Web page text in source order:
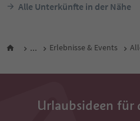
Alle Unterkünfte in der Nähe
... Erlebnisse & Events
Urlaubsideen